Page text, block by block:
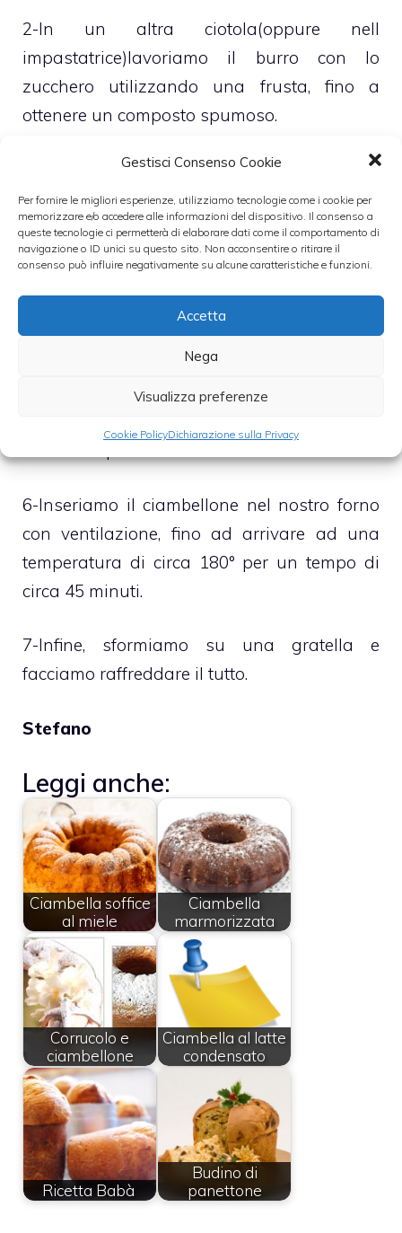
Gestisci Consenso Cookie
Per fornire le migliori esperienze, utilizziamo tecnologie come i cookie per
memorizzare e/o accedere alle informazioni del dispositivo. Il consenso a
queste tecnologie ci permetterà di elaborare dati come il comportamento di
navigazione o ID unici su questo sito. Non acconsentire o ritirare il
consenso può influire negativamente su alcune caratteristiche e funzioni.
Accetta
Nega
Visualizza preferenze
Cookie PolicyDichiarazione sulla Privacy
2-In un altra ciotola(oppure nell
impastatrice)lavoriamo il burro con lo
zucchero utilizzando una frusta, fino a
ottenere un composto spumoso.
3-Agitiamo le uova con il sale e
amalgamiamole al composto di burro e
zucchero.
farina, poca per volta, alternandola mano a
mano al latte.
5-Quando il composto sarà bene
6-Inseriamo il ciambellone nel nostro forno
con ventilazione, fino ad arrivare ad una
temperatura di circa 180° per un tempo di
circa 45 minuti.
7-Infine, sformiamo su una gratella e
facciamo raffreddare il tutto.
Stefano
Leggi anche:
Ciambella soffice
al miele
Ciambella
marmorizzata
Corrucolo e
ciambellone
Ciambella al latte
condensato
Ricetta Babà
Budino di
panettone